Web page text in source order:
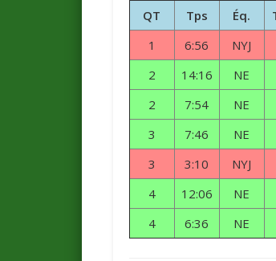
QT Tps Éq.
1
6:56 NYJ
2
14:16 NE
2
7:54 NE
3
7:46 NE
3
3:10 NYJ
4
12:06 NE
4
6:36 NE